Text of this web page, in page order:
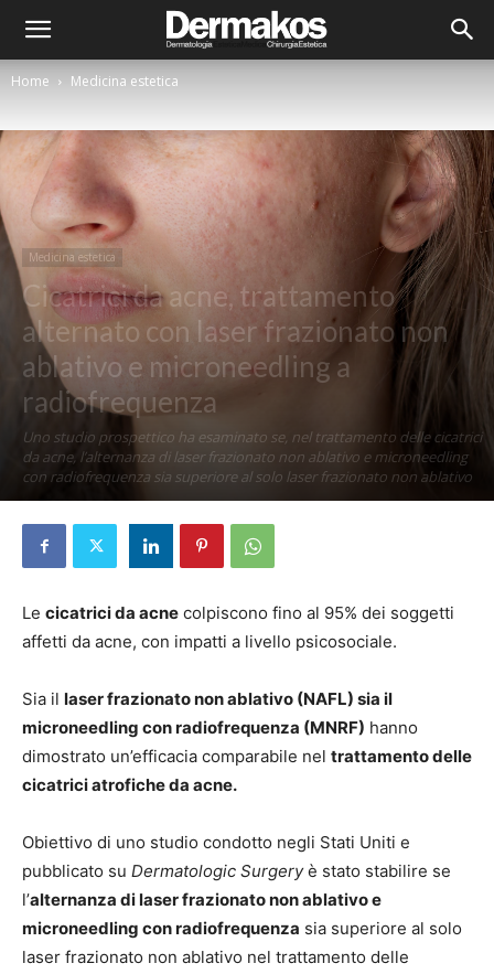
Home Medicina estetica
Medicina estetica
Cicatrici da acne, trattamento
alternato con laser frazionato non
ablativo e microneedling a
radiofrequenza
Uno studio prospettico ha esaminato se, nel trattamento delle cicatrici
da acne, l’alternanza di laser frazionato non ablativo e microneedling
con radiofrequenza sia superiore al solo laser frazionato non ablativo
Di Elena D'Alessandri - 22 Maggio 2024
Le cicatrici da acne colpiscono fino al 95% dei soggetti
affetti da acne, con impatti a livello psicosociale.
Sia il laser frazionato non ablativo (NAFL) sia il
microneedling con radiofrequenza (MNRF) hanno
dimostrato un’efficacia comparabile nel trattamento delle
cicatrici atrofiche da acne.
Obiettivo di uno studio condotto negli Stati Uniti e
pubblicato su Dermatologic Surgeryè stato stabilire se
l’alternanza di laser frazionato non ablativo e
microneedling con radiofrequenza sia superiore al solo
laser frazionato non ablativo nel trattamento delle